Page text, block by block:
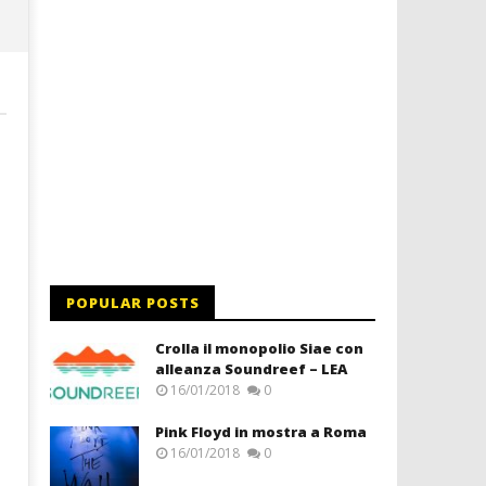
POPULAR POSTS
Crolla il monopolio Siae con
alleanza Soundreef – LEA
16/01/2018 0
Pink Floyd in mostra a Roma
16/01/2018 0